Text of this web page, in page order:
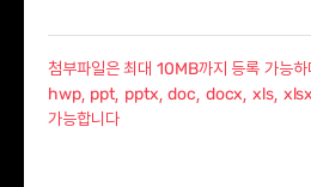
첨부파일은 최대 10MB까지 등록 가능
hwp, ppt, pptx, doc, docx, xls,
가능합니다